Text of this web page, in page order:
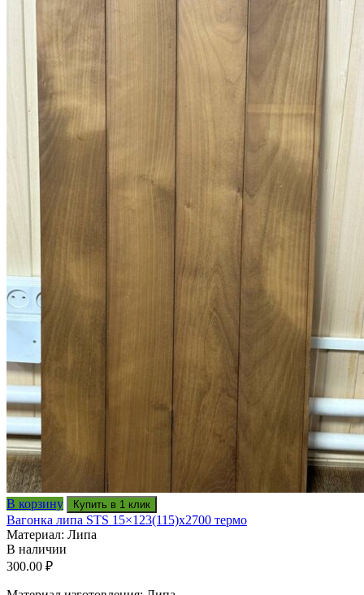
В корзину Купить в 1 клик
Вагонка липа STS 15×123(115)x2700 термо
Материал: Липа
В наличии
300.00 ₽